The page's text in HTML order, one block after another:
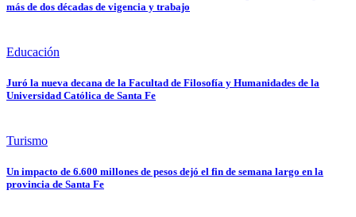
más de dos décadas de vigencia y trabajo
Educación
Juró la nueva decana de la Facultad de Filosofía y Humanidades de la
Universidad Católica de Santa Fe
Turismo
Un impacto de 6.600 millones de pesos dejó el fin de semana largo en la
provincia de Santa Fe